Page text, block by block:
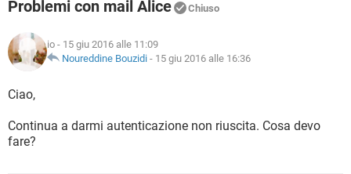
INSTAGRAM WHATSAPP
TIKTOK
HARDWARE
INSTAGRAM
HARDWARE
COVID-19 GAMING
INTRATTENIMENTO
iOS WINDOWS 10
INSTAGRAM
HARDWARE
COVID-19
iOS
INSTAGRAM WHATSAPP
GLOSSARIO
COVID-19
iOS
Problemi con mail Alice Chiuso
io - 15 giu 2016 alle 11:09
Noureddine Bouzidi - 15 giu 2016 alle 16:36
Ciao,
Continua a darmi autenticazione non riuscita. Cosa devo
fare?